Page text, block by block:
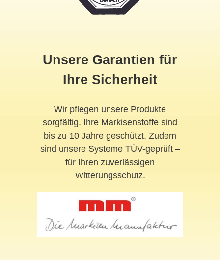
Unsere Garantien für
Ihre Sicherheit
Wir pflegen unsere Produkte
sorgfältig. Ihre Markisenstoffe sind
bis zu 10 Jahre geschützt. Zudem
sind unsere Systeme TÜV-geprüft –
für Ihren zuverlässigen
Witterungsschutz.